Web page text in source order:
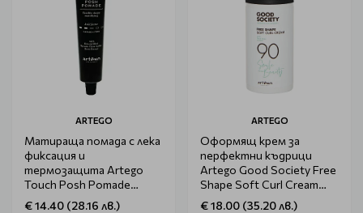
ARTEGO
Матираща помада с лека
фиксация и
термозащита Artego
Touch Posh Pomade
100ml
€ 14.40 (28.16 лв.)
ARTEGO
Оформящ крем за
перфектни къдрици
Artego Good Society Free
Shape Soft Curl Cream
100ml
€ 18.00 (35.20 лв.)